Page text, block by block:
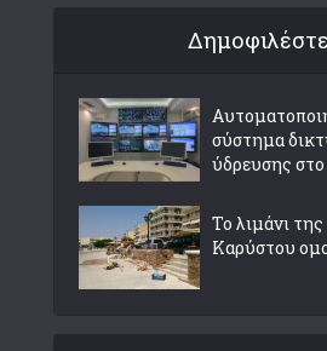
σύστημα
ύδρευσης
Το λιμάνι της
Καρύστου